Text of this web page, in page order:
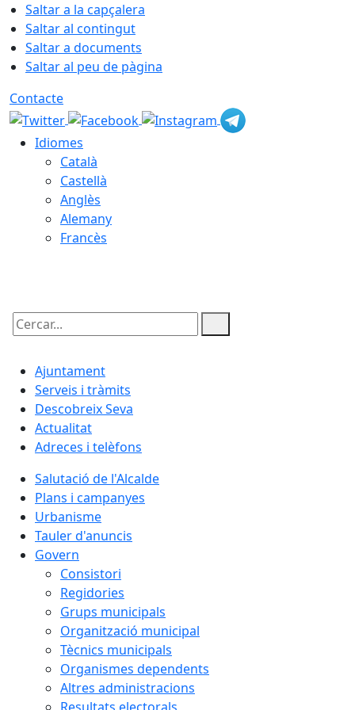
Saltar a la capçalera
Saltar al contingut
Saltar a documents
Saltar al peu de pàgina
Contacte
Idiomes
Català
Castellà
Anglès
Alemany
Francès
Cercar:
Ajuntament
Serveis i tràmits
Descobreix Seva
Actualitat
Adreces i telèfons
Salutació de l'Alcalde
Plans i campanyes
Urbanisme
Tauler d'anuncis
Govern
Consistori
Regidories
Grups municipals
Organització municipal
Tècnics municipals
Organismes dependents
Altres administracions